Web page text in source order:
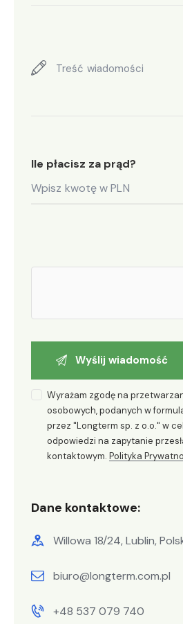
Ile płacisz za prąd?
Wyrażam zgodę na
osobowych, podanych w
przez "Longterm sp. z o.o." w
odpowiedzi na zapytanie
kontaktowym.Polityka
Dane kontaktowe:
Willowa 18/24, Lublin,
biuro@longterm.com.pl
+48 537 079 740